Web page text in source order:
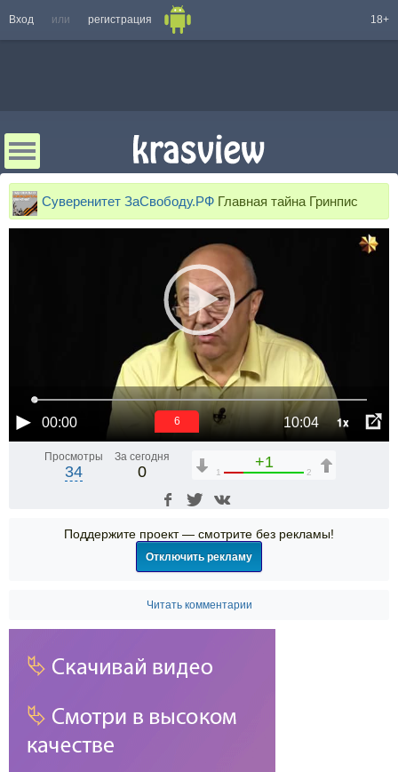
Вход или регистрация 18+
Суверенитет ЗаСвободу.РФ Главная тайна Гринпис
00:00 10:04 1x
6
Просмотры
34
За сегодня
0
+1
1 2
Поддержите проект — смотрите без рекламы!
Отключить рекламу
Читать комментарии